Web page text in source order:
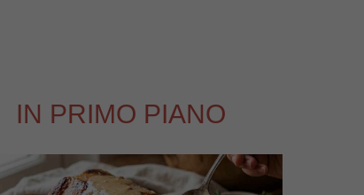
IN PRIMO PIANO